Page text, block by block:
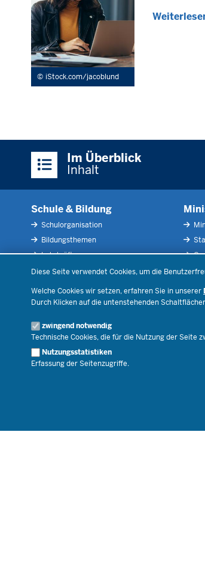
Diese Seite verwendet Cookies, um die
Welche Cookies wir setzen, erfahren Sie in unserer
Durch Klicken auf die untenstehenden
zwingend notwendig
Technische Cookies, die für die Nutzung der Seite
Nutzungsstatistiken
Erfassung der Seitenzugriffe.
iStock.com/jacoblund
Im Überblick
Inhalt
Schule & Bildung
Schulorganisation
Bildungsthemen
Lehrkräfte
Recht